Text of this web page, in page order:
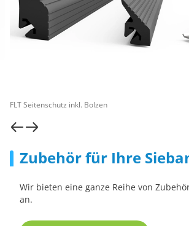
Zubehör für Ihre
Wir bieten eine ganze Reihe von
an.
FLT Seitenschutz inkl. Bolzen